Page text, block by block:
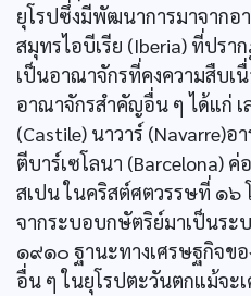
ยุโรปซึ่งมีพัฒนาการมาจากอ
สมุทรไอบีเรีย (Iberia) ที่ปร
เป็นอาณาจักรที่คงความสืบเ
อาณาจักรสำคัญอื่น ๆ ได้แก่ เ
(Castile) นาวาร์ (Navarre)อ
ตีบาร์เซโลนา (Barcelona)
สเปน ในคริสต์ศตวรรษที่ ๑๖
จากระบอบกษัตริย์มาเป็นระ
๑๙๑๐ ฐานะทางเศรษฐกิจขอ
อื่น ๆ ในยุโรปตะวันตกแม้จะ